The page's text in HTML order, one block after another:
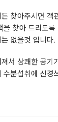
찾아주시면 객
을 찾아 드리도
없을것 입니다.
서 상쾌한 공기
수분섭취에 신경